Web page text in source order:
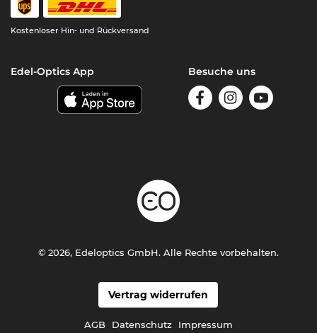
Kostenloser Hin- und Rückversand
Edel-Optics App Besuche uns
Vertrag widerrufen
AGB Datenschutz Impressum
© 2026, Edeloptics GmbH. Alle Rechte vorbehalten.